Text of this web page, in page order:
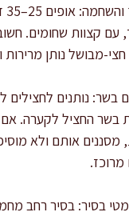
עם קצוות שחומים.
מבושל נותן
בשר החציל לקערה. אם
מסננים אותם ולא